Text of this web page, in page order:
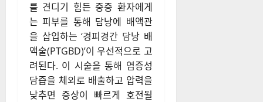
를 견디기 힘든 중증 환자에게
는 피부를 통해 담낭에 배액관
을 삽입하는 ‘경피경간 담낭 배
액술(PTGBD)’이 우선적으로 고
려된다. 이 시술을 통해 염증성
담즙을 체외로 배출하고 압력을
낮추면 증상이 빠르게 호전될